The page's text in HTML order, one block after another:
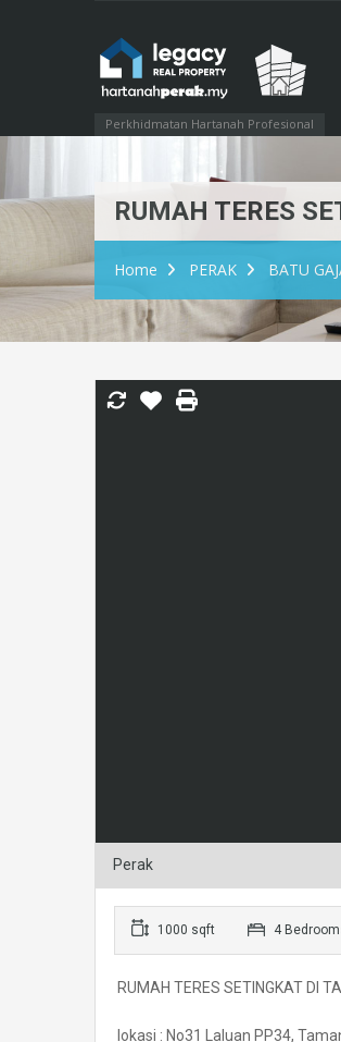
Perkhidmatan Hartanah Profesional
RUMAH TERES
Home PERAK BATU
Perak
1000 sqft 4
RUMAH TERES SETINGKAT DI
lokasi : No31 Laluan PP34,